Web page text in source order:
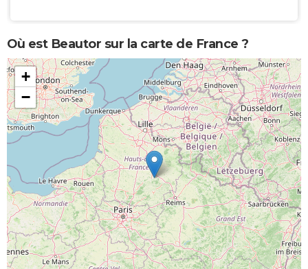
Où est Beautor sur la carte de France ?
+
−